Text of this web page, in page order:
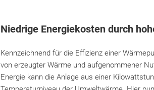
Niedrige Energiekosten durch
Kennzeichnend für die Effizienz einer
von erzeugter Wärme und aufgenommener
Energie kann die Anlage aus einer